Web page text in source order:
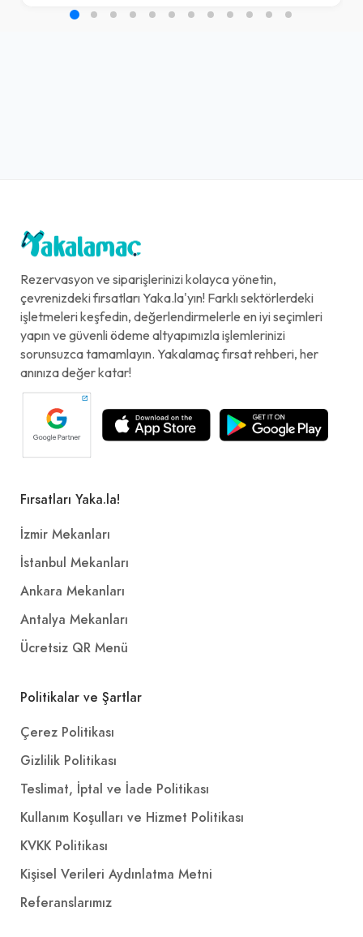
Rezervasyon ve siparişlerinizi kolayca yönetin,
çevrenizdeki fırsatları Yaka.la'yın! Farklı sektörlerdeki
işletmeleri keşfedin, değerlendirmelerle en iyi seçimleri
yapın ve güvenli ödeme altyapımızla işlemlerinizi
sorunsuzca tamamlayın. Yakalamaç fırsat rehberi, her
anınıza değer katar!
Fırsatları Yaka.la!
İzmir Mekanları
İstanbul Mekanları
Ankara Mekanları
Antalya Mekanları
Ücretsiz QR Menü
Politikalar ve Şartlar
Çerez Politikası
Gizlilik Politikası
Teslimat, İptal ve İade Politikası
Kullanım Koşulları ve Hizmet Politikası
KVKK Politikası
Kişisel Verileri Aydınlatma Metni
Referanslarımız